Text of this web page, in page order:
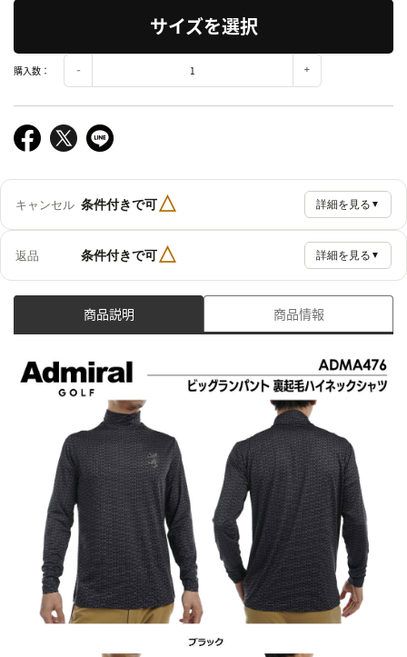
サイズを選択
購入数：
キャンセル 条件付きで可△ 詳細を見る ▼
返品 条件付きで可△ 詳細を見る ▼
商品説明 商品情報